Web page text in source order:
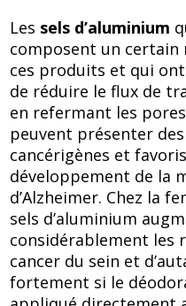
Les sels d’aluminium
composent un certain
ces produits et qui
de réduire le flux de
en refermant les
peuvent présenter
cancérigènes et
développement de la
d’Alzheimer. Chez la
sels d’aluminium
considérablement les
cancer du sein et
fortement si le